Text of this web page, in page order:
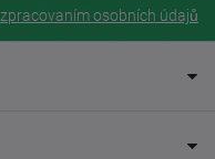
zpracovaním osobních údajů